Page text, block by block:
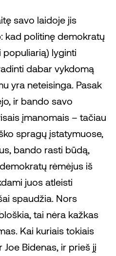
savo laidoje jis
kad politinę demokratų
lyginti
dabar vykdomą
yra neteisinga. Pasak
ir bando savo
įmanomais – tačiau
spragų įstatymuose,
bando rasti būdą,
rėmėjus iš
juos atleisti
spaudžia. Nors
tai nėra kažkas
Kai kuriais tokiais
Bidenas, ir prieš jį